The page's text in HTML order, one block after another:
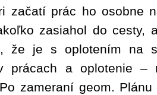
začatí prác ho osobne
zasiahol do cesty,
že je s oplotením na
prácach a oplotenie
zameraní geom.